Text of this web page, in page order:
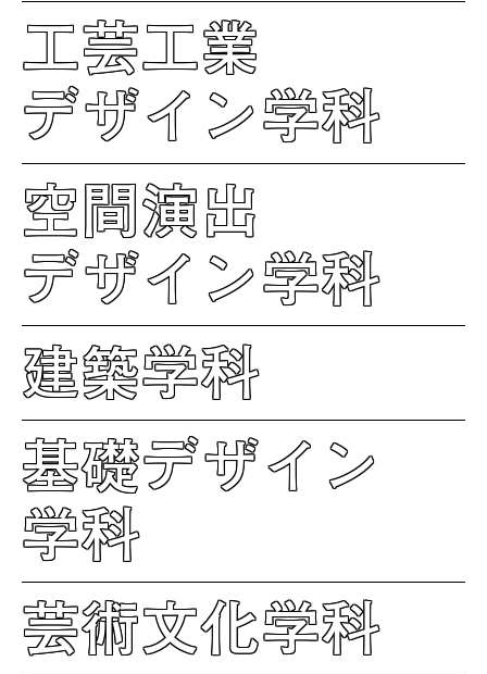
工芸工業
デザイン学科
空間演出
デザイン学科
建築学科
基礎デザイン
学科
芸術文化学科